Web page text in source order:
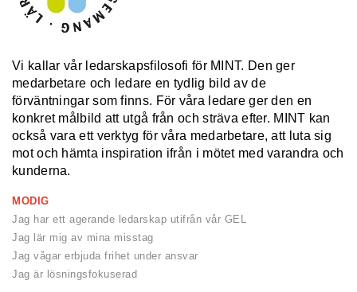
Vi kallar vår ledarskapsfilosofi för MINT. Den ger
medarbetare och ledare en tydlig bild av de
förväntningar som finns. För våra ledare ger den en
konkret målbild att utgå från och sträva efter. MINT kan
också vara ett verktyg för våra medarbetare, att luta sig
mot och hämta inspiration ifrån i mötet med varandra och
kunderna.
MODIG
Jag har ett agerande ledarskap utifrån vår GEL
Jag lär mig av mina misstag
Jag vågar erbjuda frihet under ansvar
Jag är lösningsfokuserad